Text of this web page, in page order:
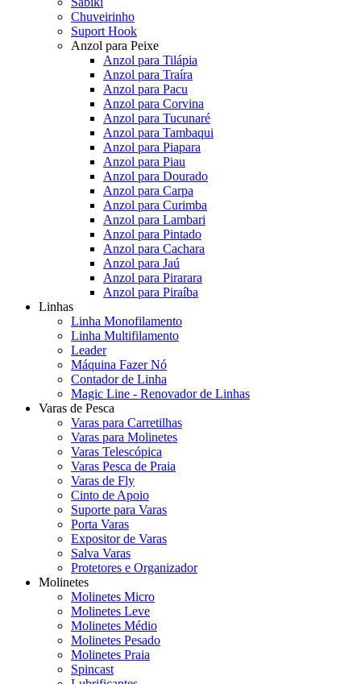
Chuveirinho
Suport Hook
Anzol para Peixe
Anzol para Tilápia
Anzol para Traíra
Anzol para Pacu
Anzol para Corvina
Anzol para Tucunaré
Anzol para Tambaqui
Anzol para Piapara
Anzol para Piau
Anzol para Dourado
Anzol para Carpa
Anzol para Curimba
Anzol para Lambari
Anzol para Pintado
Anzol para Cachara
Anzol para Jaú
Anzol para Pirarara
Anzol para Piraíba
Linhas
Linha Monofilamento
Linha Multifilamento
Leader
Máquina Fazer Nó
Contador de Linha
Magic Line - Renovador de Linhas
Varas de Pesca
Varas para Carretilhas
Varas para Molinetes
Varas Telescópica
Varas Pesca de Praia
Varas de Fly
Cinto de Apoio
Suporte para Varas
Porta Varas
Expositor de Varas
Salva Varas
Protetores e Organizador
Molinetes
Molinetes Micro
Molinetes Leve
Molinetes Médio
Molinetes Pesado
Molinetes Praia
Spincast